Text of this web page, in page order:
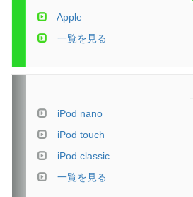
Apple
一覧を見る
iPod nano
iPod touch
iPod classic
一覧を見る